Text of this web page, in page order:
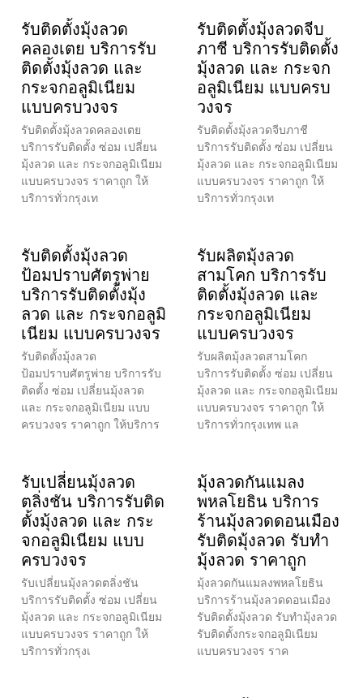
รับติดตั้งมุ้งลวด
คลองเตย บริการรับ
ติดตั้งมุ้งลวด และ
กระจกอลูมิเนียม
แบบครบวงจร
รับติดตั้งมุ้งลวดคลองเตย
บริการรับติดตั้ง ซ่อม เปลี่ยน
มุ้งลวด และ กระจกอลูมิเนียม
แบบครบวงจร ราคาถูก ให้
บริการทั่วกรุงเท
รับติดตั้งมุ้งลวดจีบ
ภาชี บริการรับติดตั้ง
มุ้งลวด และ กระจก
อลูมิเนียม แบบครบ
วงจร
รับติดตั้งมุ้งลวดจีบภาชี
บริการรับติดตั้ง ซ่อม เปลี่ยน
มุ้งลวด และ กระจกอลูมิเนียม
แบบครบวงจร ราคาถูก ให้
บริการทั่วกรุงเท
รับติดตั้งมุ้งลวด
ป้อมปราบศัตรูพ่าย
บริการรับติดตั้งมุ้ง
ลวด และ กระจกอลูมิ
เนียม แบบครบวงจร
รับติดตั้งมุ้งลวด
ป้อมปราบศัตรูพ่าย บริการรับ
ติดตั้ง ซ่อม เปลี่ยนมุ้งลวด
และ กระจกอลูมิเนียม แบบ
ครบวงจร ราคาถูก ให้บริการ
รับผลิตมุ้งลวด
สามโคก บริการรับ
ติดตั้งมุ้งลวด และ
กระจกอลูมิเนียม
แบบครบวงจร
รับผลิตมุ้งลวดสามโคก
บริการรับติดตั้ง ซ่อม เปลี่ยน
มุ้งลวด และ กระจกอลูมิเนียม
แบบครบวงจร ราคาถูก ให้
บริการทั่วกรุงเทพ แล
รับเปลี่ยนมุ้งลวด
ตลิ่งชัน บริการรับติด
ตั้งมุ้งลวด และ กระ
จกอลูมิเนียม แบบ
ครบวงจร
รับเปลี่ยนมุ้งลวดตลิ่งชัน
บริการรับติดตั้ง ซ่อม เปลี่ยน
มุ้งลวด และ กระจกอลูมิเนียม
แบบครบวงจร ราคาถูก ให้
บริการทั่วกรุงเ
มุ้งลวดกันแมลง
พหลโยธิน บริการ
ร้านมุ้งลวดดอนเมือง
รับติดมุ้งลวด รับทำ
มุ้งลวด ราคาถูก
มุ้งลวดกันแมลงพหลโยธิน
บริการร้านมุ้งลวดดอนเมือง
รับติดตั้งมุ้งลวด รับทำมุ้งลวด
รับติดตั้งกระจกอลูมิเนียม
แบบครบวงจร ราค